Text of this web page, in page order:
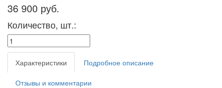
36 900 руб.
Количество, шт.:
Характеристики Подробное описание
Отзывы и комментарии